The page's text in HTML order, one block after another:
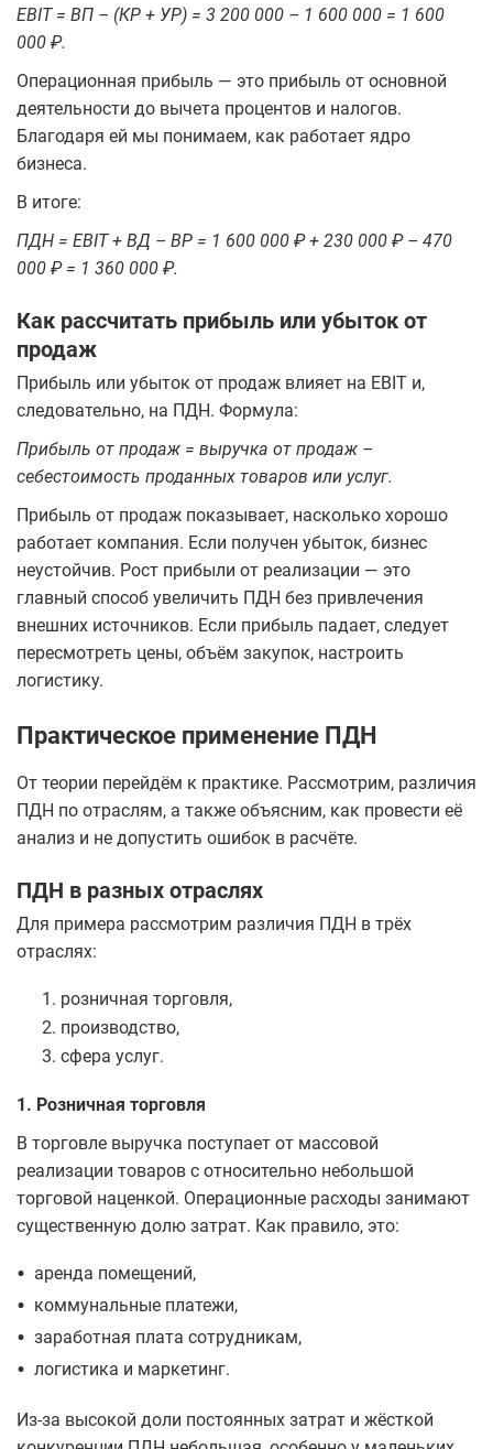
EBIT = ВП – (КР + УР) = 3 200 000 – 1 600 000 = 1 600
000 ₽.
Операционная прибыль — это прибыль от основной
деятельности до вычета процентов и налогов.
Благодаря ей мы понимаем, как работает ядро
бизнеса.
В итоге:
ПДН = EBIT + ВД – ВР = 1 600 000 ₽ + 230 000 ₽ – 470
000 ₽ = 1 360 000 ₽.
Как рассчитать прибыль или убыток от
продаж
Прибыль или убыток от продаж влияет на EBIT и,
следовательно, на ПДН. Формула:
Прибыль от продаж = выручка от продаж –
себестоимость проданных товаров или услуг.
Прибыль от продаж показывает, насколько хорошо
работает компания. Если получен убыток, бизнес
неустойчив. Рост прибыли от реализации — это
главный способ увеличить ПДН без привлечения
внешних источников. Если прибыль падает, следует
пересмотреть цены, объём закупок, настроить
логистику.
Практическое применение ПДН
От теории перейдём к практике. Рассмотрим, различия
ПДН по отраслям, а также объясним, как провести её
анализ и не допустить ошибок в расчёте.
ПДН в разных отраслях
Для примера рассмотрим различия ПДН в трёх
отраслях:
розничная торговля,
производство,
сфера услуг.
1. Розничная торговля
В торговле выручка поступает от массовой
реализации товаров с относительно небольшой
торговой наценкой. Операционные расходы занимают
существенную долю затрат. Как правило, это:
• аренда помещений,
• коммунальные платежи,
• заработная плата сотрудникам,
• логистика и маркетинг.
Из-за высокой доли постоянных затрат и жёсткой